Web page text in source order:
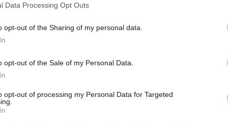
Data Processing Opt Outs
opt-out of the Sharing of my personal data.
opt-out of the Sale of my Personal Data.
opt-out of processing my Personal Data for Targeted
ο πρόεδρος της ΠΕΔ Πελοποννήσου κ.